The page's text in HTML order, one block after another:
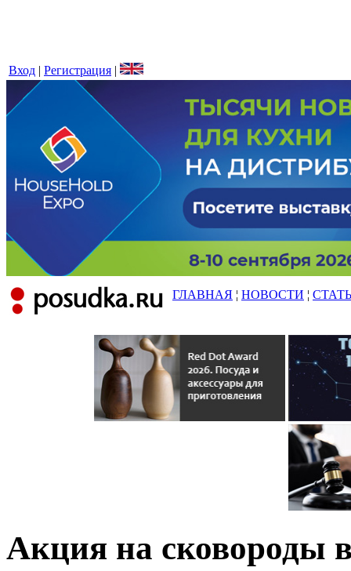
Вход | Регистрация |
ГЛАВНАЯ ¦ НОВОСТИ ¦
Акция на сковороды